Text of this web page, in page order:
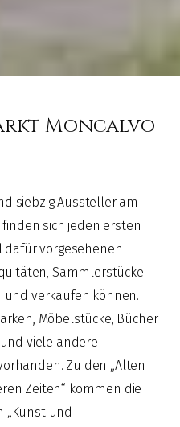
Moncalvo
siebzig Aussteller am
sich jeden ersten
dafür vorgesehenen
Sammlerstücke
verkaufen können.
Möbelstücke, Bücher
viele andere
Zu den „Alten
Zeiten“ kommen die
„Kunst und